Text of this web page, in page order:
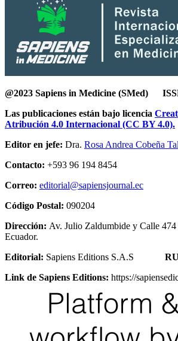
@2023 Sapiens in Medicine (SMed)
Las publicaciones están bajo licencia
Atribución 4.0 Internacional (CC BY 4.0).
Editor en jefe: Dra. Rosa Andrea Cobeña
Contacto: +593 96 194 8454
Correo: editorial@sapiensjournal.ec
Código Postal: 090204
Dirección: Av. Julio Zaldumbide y Calle
Ecuador.
Editorial: Sapiens Editions S.A.S
Link de Sapiens Editions: https://